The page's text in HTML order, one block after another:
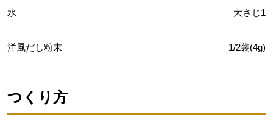
水 大さじ1
洋風だし粉末 1/2袋(4g)
つくり方